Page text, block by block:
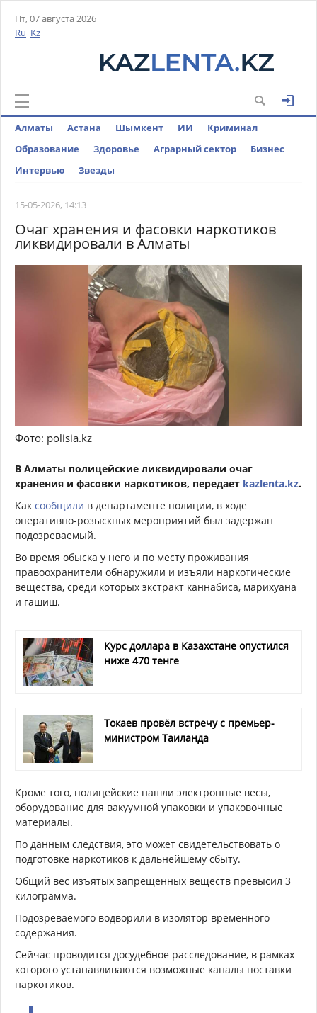
Пт, 07 августа 2026
Ru Kz
Алматы Астана Шымкент ИИ
Криминал
Образование
Здоровье Аграрный сектор
Бизнес
Интервью
Звезды
15-05-2026, 14:13
Очаг хранения и фасовки наркотиков
ликвидировали в Алматы
Фото: polisia.kz
В Алматы полицейские ликвидировали очаг
хранения и фасовки наркотиков, передает kazlenta.kz.
Как сообщили в департаменте полиции, в ходе
оперативно-розыскных мероприятий был задержан
подозреваемый.
Во время обыска у него и по месту проживания
правоохранители обнаружили и изъяли наркотические
вещества, среди которых экстракт каннабиса, марихуана
и гашиш.
Курс доллара в Казахстане опустился
ниже 470 тенге
Токаев провёл встречу с премьер-
министром Таиланда
Кроме того, полицейские нашли электронные весы,
оборудование для вакуумной упаковки и упаковочные
материалы.
По данным следствия, это может свидетельствовать о
подготовке наркотиков к дальнейшему сбыту.
Общий вес изъятых запрещенных веществ превысил 3
килограмма.
Подозреваемого водворили в изолятор временного
содержания.
Сейчас проводится досудебное расследование, в рамках
которого устанавливаются возможные каналы поставки
наркотиков.